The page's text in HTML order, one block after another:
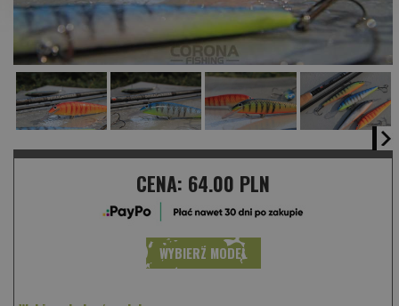
CENA: 64.00 PLN
WYBIERZ MODEL